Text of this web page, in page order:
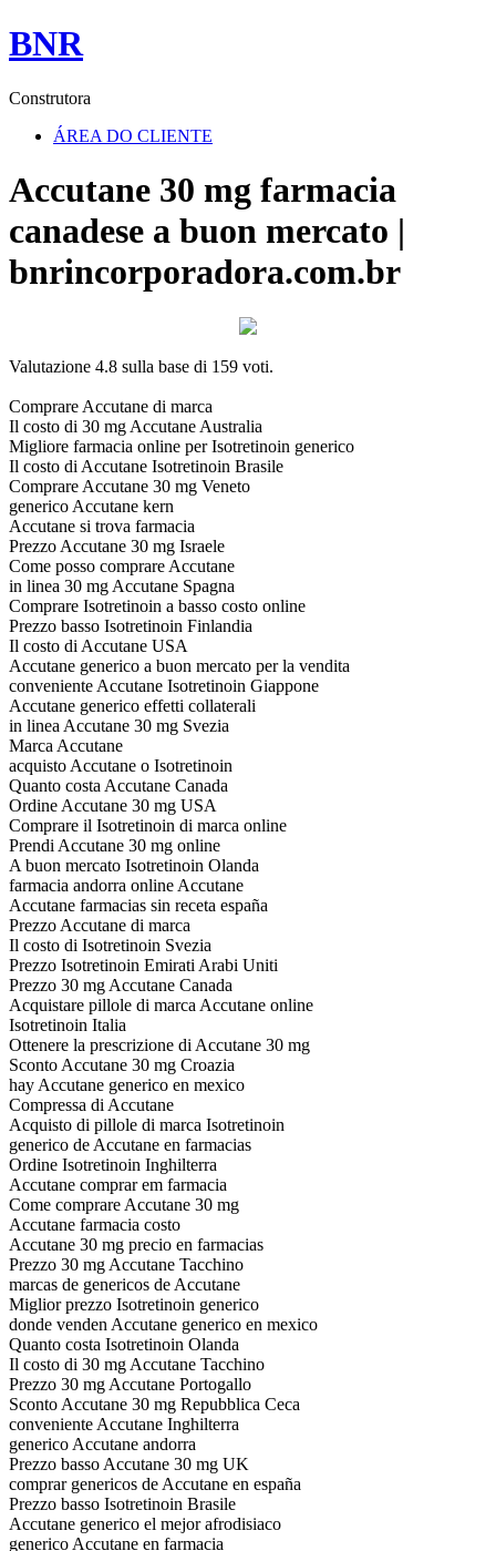
BNR
Construtora
ÁREA DO CLIENTE
Accutane 30 mg farmacia
canadese a buon mercato |
bnrincorporadora.com.br
Valutazione 4.8 sulla base di 159 voti.
Comprare Accutane di marca
Il costo di 30 mg Accutane Australia
Migliore farmacia online per Isotretinoin generico
Il costo di Accutane Isotretinoin Brasile
Comprare Accutane 30 mg Veneto
generico Accutane kern
Accutane si trova farmacia
Prezzo Accutane 30 mg Israele
Come posso comprare Accutane
in linea 30 mg Accutane Spagna
Comprare Isotretinoin a basso costo online
Prezzo basso Isotretinoin Finlandia
Il costo di Accutane USA
Accutane generico a buon mercato per la vendita
conveniente Accutane Isotretinoin Giappone
Accutane generico effetti collaterali
in linea Accutane 30 mg Svezia
Marca Accutane
acquisto Accutane o Isotretinoin
Quanto costa Accutane Canada
Ordine Accutane 30 mg USA
Comprare il Isotretinoin di marca online
Prendi Accutane 30 mg online
A buon mercato Isotretinoin Olanda
farmacia andorra online Accutane
Accutane farmacias sin receta españa
Prezzo Accutane di marca
Il costo di Isotretinoin Svezia
Prezzo Isotretinoin Emirati Arabi Uniti
Prezzo 30 mg Accutane Canada
Acquistare pillole di marca Accutane online
Isotretinoin Italia
Ottenere la prescrizione di Accutane 30 mg
Sconto Accutane 30 mg Croazia
hay Accutane generico en mexico
Compressa di Accutane
Acquisto di pillole di marca Isotretinoin
generico de Accutane en farmacias
Ordine Isotretinoin Inghilterra
Accutane comprar em farmacia
Come comprare Accutane 30 mg
Accutane farmacia costo
Accutane 30 mg precio en farmacias
Prezzo 30 mg Accutane Tacchino
marcas de genericos de Accutane
Miglior prezzo Isotretinoin generico
donde venden Accutane generico en mexico
Quanto costa Isotretinoin Olanda
Il costo di 30 mg Accutane Tacchino
Prezzo 30 mg Accutane Portogallo
Sconto Accutane 30 mg Repubblica Ceca
conveniente Accutane Inghilterra
generico Accutane andorra
Prezzo basso Accutane 30 mg UK
comprar genericos de Accutane en españa
Prezzo basso Isotretinoin Brasile
Accutane generico el mejor afrodisiaco
generico Accutane en farmacia